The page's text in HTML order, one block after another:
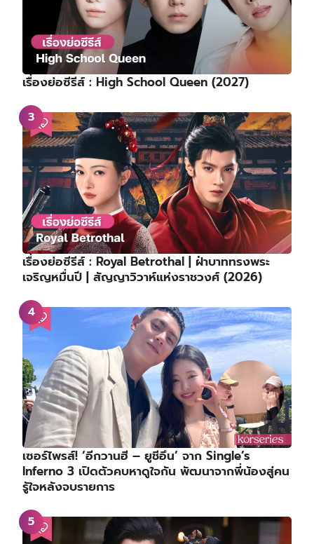
เรื่องย่อซีรีส์ : High School Queen (2027)
เรื่องย่อซีรีส์ : Royal Betrothal | ฝ่าบาททรงพระ
เจริญหมื่นปี | สัญญาวิวาห์แห่งราชวงศ์ (2026)
เซอร์ไพรส์! ‘อีกวานฮี – ยูชีอึน’ จาก Single’s
Inferno 3 เปิดตัวคบหาดูใจกัน พัฒนาจากพี่น้องสู่คน
รู้ใจหลังจบรายการ